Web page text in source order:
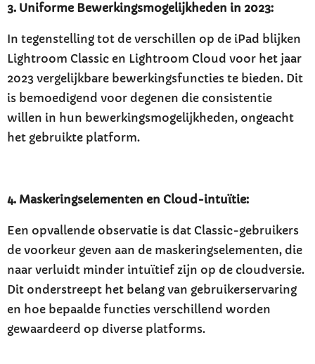
3. Uniforme Bewerkingsmogelijkheden in 2023:
In tegenstelling tot de verschillen op de iPad blijken
Lightroom Classic en Lightroom Cloud voor het jaar
2023 vergelijkbare bewerkingsfuncties te bieden. Dit
is bemoedigend voor degenen die consistentie
willen in hun bewerkingsmogelijkheden, ongeacht
het gebruikte platform.
4. Maskeringselementen en Cloud-intuïtie:
Een opvallende observatie is dat Classic-gebruikers
de voorkeur geven aan de maskeringselementen, die
naar verluidt minder intuïtief zijn op de cloudversie.
Dit onderstreept het belang van gebruikerservaring
en hoe bepaalde functies verschillend worden
gewaardeerd op diverse platforms.